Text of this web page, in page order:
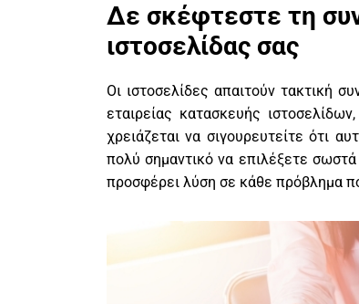
Δε σκέφτεστε τη
ιστοσελίδας σας
Οι ιστοσελίδες απαιτούν τακτική
εταιρείας κατασκευής
χρειάζεται να σιγουρευτείτε ότι
πολύ σημαντικό να επιλέξετε σωστά
προσφέρει λύση σε κάθε πρόβλημα